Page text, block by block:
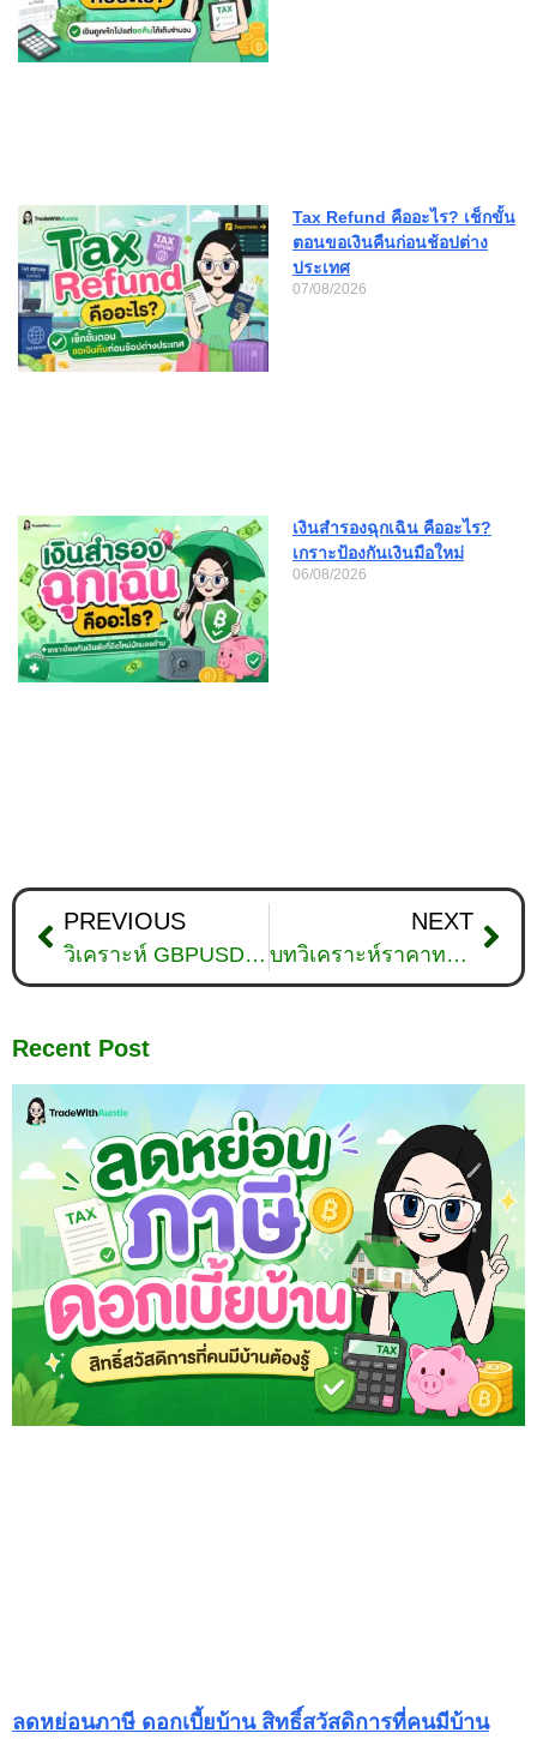
Tax Refund คืออะไร? เช็กขั้น
ตอนขอเงินคืนก่อนช้อปต่าง
ประเทศ
07/08/2026
เงินสำรองฉุกเฉิน คืออะไร?
เกราะป้องกันเงินมือใหม่
06/08/2026
PREVIOUS
วิเคราะห์ GBPUSD ดูแนวโน้มราคาล่าสุด วันที่ 17 ตุลาคม 2025
NEXT
บทวิเคราะห์ราคาทองคำ 17 ตุลาคม 2025
Recent Post
ลดหย่อนภาษี ดอกเบี้ยบ้าน สิทธิ์สวัสดิการที่คนมีบ้าน